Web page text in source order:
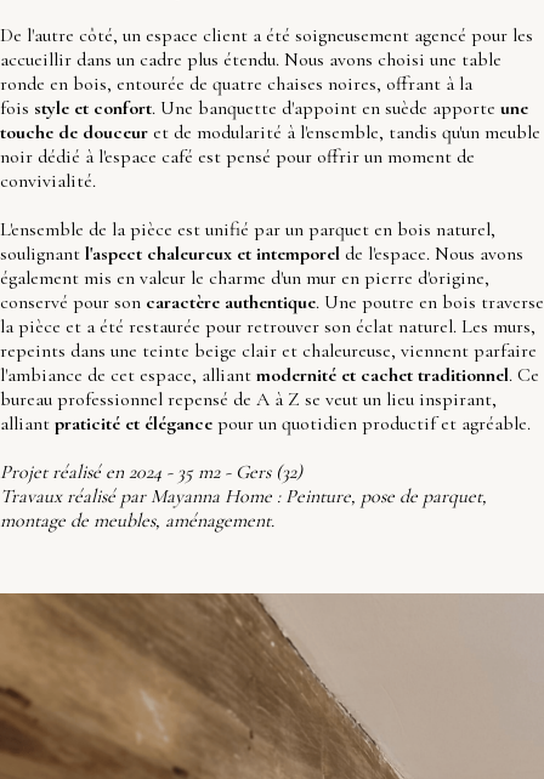
De l'autre côté, un espace client a été soigneusement agencé pour les
accueillir dans un cadre plus étendu. Nous avons choisi une table
ronde en bois, entourée de quatre chaises noires, offrant à la
fois style et confort. Une banquette d'appoint en suède apporte une
touche de douceur et de modularité à l'ensemble, tandis qu'un meuble
noir dédié à l'espace café est pensé pour offrir un moment de
convivialité.
L'ensemble de la pièce est unifié par un parquet en bois naturel,
soulignant l'aspect chaleureux et intemporel de l'espace. Nous avons
également mis en valeur le charme d'un mur en pierre d'origine,
conservé pour son caractère authentique. Une poutre en bois traverse
la pièce et a été restaurée pour retrouver son éclat naturel. Les murs,
repeints dans une teinte beige clair et chaleureuse, viennent parfaire
l'ambiance de cet espace, alliant modernité et cachet traditionnel. Ce
bureau professionnel repensé de A à Z se veut un lieu inspirant,
alliant praticité et élégance pour un quotidien productif et agréable.
Projet réalisé en 2024 - 35 m2 - Gers (32)
Travaux réalisé par Mayanna Home : Peinture, pose de parquet,
montage de meubles, aménagement.